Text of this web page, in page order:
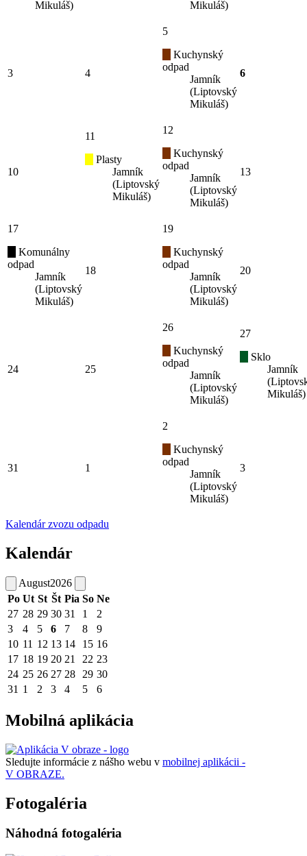
Mikuláš) Mikuláš)
3 4
5
Kuchynský
odpad
Jamník
(Liptovský
Mikuláš)
6
10
11
Plasty
Jamník
(Liptovský
Mikuláš)
12
Kuchynský
odpad
Jamník
(Liptovský
Mikuláš)
13
17
Komunálny
odpad
Jamník
(Liptovský
Mikuláš)
18
19
Kuchynský
odpad
Jamník
(Liptovský
Mikuláš)
20
24 25
26
Kuchynský
odpad
Jamník
(Liptovský
Mikuláš)
27
Sklo
Jamník
Mikuláš)
31 1
2
Kuchynský
odpad
Jamník
(Liptovský
Mikuláš)
3
Kalendár zvozu odpadu
Kalendár
August2026
Po Ut St Št Pia So Ne
27 28 29 30 31 1
2
3
4 5 6 7 8
9
10 11 12 13 14 15 16
17 18 19 20 21 22 23
24 25 26 27 28 29 30
31 1 2 3 4 5 6
Mobilná aplikácia
Sledujte informácie z nášho webu v mobilnej aplikácii -
V OBRAZE.
Fotogaléria
Náhodná fotogaléria